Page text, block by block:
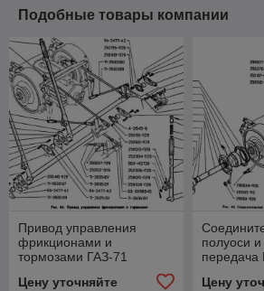
Подобные товары компании
Привод управления
фрикционами и
тормозами ГАЗ-71
Цену уточняйте
полуоси
передача
Цену